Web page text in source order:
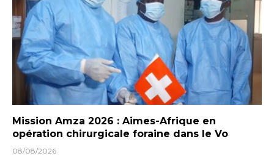
Mission Amza 2026 : Aimes-Afrique en
opération chirurgicale foraine dans le Vo
08/08/2026